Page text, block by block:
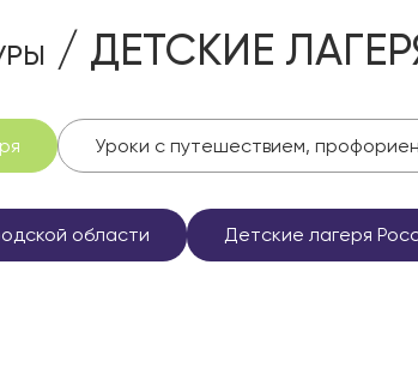
/ ДЕТСКИЕ
Уроки с путешествием,
области Детские лагеря